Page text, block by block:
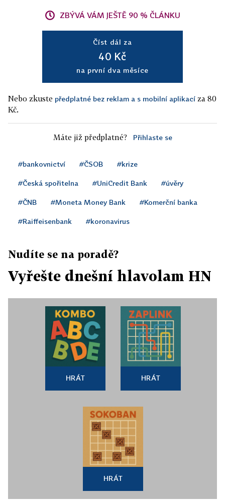
ZBÝVÁ VÁM JEŠTĚ 90 % ČLÁNKU
Číst dál za
40 Kč
na první dva měsíce
Nebo zkuste předplatné bez reklam a s mobilní aplikací za 80
Kč.
Máte již předplatné? Přihlaste se
#bankovnictví #ČSOB #krize
#Česká spořitelna #UniCredit Bank #úvěry
#ČNB #Moneta Money Bank #Komerční banka
#Raiffeisenbank #koronavirus
Nudíte se na poradě?
Vyřešte dnešní hlavolam HN
HRÁT HRÁT
HRÁT